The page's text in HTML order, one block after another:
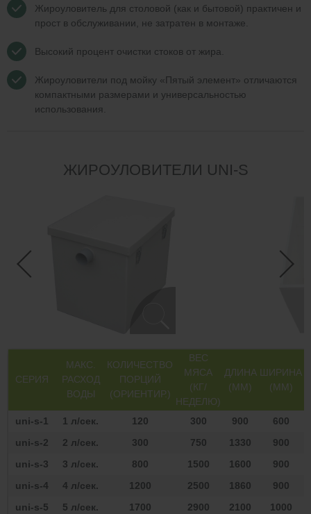
Жироуловитель для столовой (как и бытовой) практичен и
прост в обслуживании, не затратен в монтаже.
Высокий процент очистки стоков от жира.
Жироуловители под мойку «Пятый элемент» отличаются
компактными размерами и универсальностью
использования.
ЖИРОУЛОВИТЕЛИ UNI-S
СЕРИЯ
МАКС.
РАСХОД
ВОДЫ
КОЛИЧЕСТВО
ПОРЦИЙ
(ОРИЕНТИР.)
ВЕС
МЯСА
(КГ/
НЕДЕЛЮ)
ДЛИНА
(ММ)
ШИРИНА
(ММ)
uni-s-1 1 л/сек. 120 300 900
600
uni-s-2
2 л/сек. 300 750 1330
900
uni-s-3
3 л/сек. 800 1500 1600
900
uni-s-4
4 л/сек. 1200 2500 1860
900
uni-s-5
5 л/сек. 1700 2900 2100 1000